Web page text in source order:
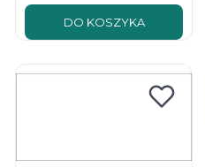
DO KOSZYKA